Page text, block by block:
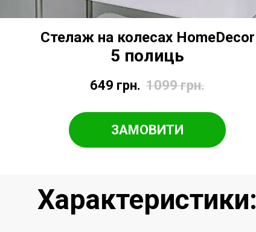
Стелаж на колесах HomeDecor
5 полиць
649 грн. 1099 грн.
ЗАМОВИТИ
Характеристики: